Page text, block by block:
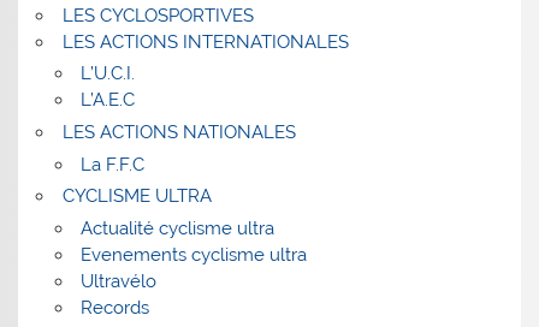
LES CYCLOSPORTIVES
LES ACTIONS INTERNATIONALES
L’U.C.I.
L’A.E.C
LES ACTIONS NATIONALES
La F.F.C
CYCLISME ULTRA
Actualité cyclisme ultra
Evenements cyclisme ultra
Ultravélo
Records